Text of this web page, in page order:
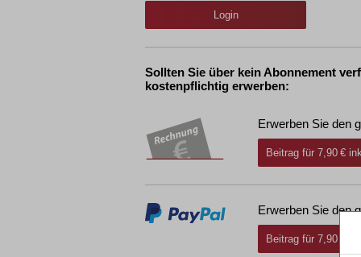
Login
Sollten Sie über kein Abonnement
kostenpflichtig erwerben:
Erwerben Sie den
Beitrag für 7,90 €
Erwerben Sie den
Beitrag für 7,90 €